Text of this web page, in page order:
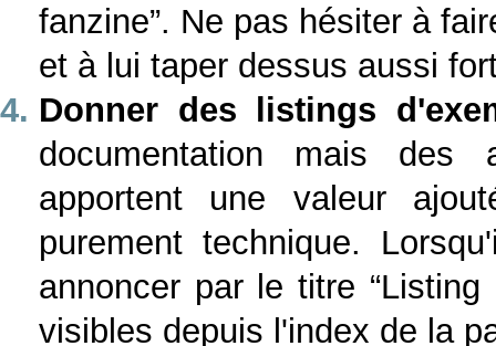
fanzine”. Ne pas hésiter à
et à lui taper dessus aussi
Donner des listings
documentation mais des
apportent une valeur
purement technique.
annoncer par le titre
visibles depuis l'index de la